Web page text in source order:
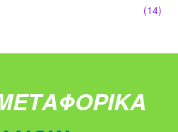
(14)